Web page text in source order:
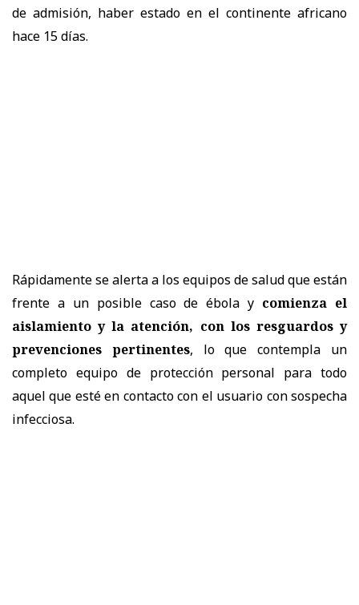
de admisión, haber estado en el continente africano
hace 15 días.
Rápidamente se alerta a los equipos de salud que están
frente a un posible caso de ébola y comienza el
aislamiento y la atención, con los resguardos y
prevenciones pertinentes, lo que contempla un
completo equipo de protección personal para todo
aquel que esté en contacto con el usuario con sospecha
infecciosa.